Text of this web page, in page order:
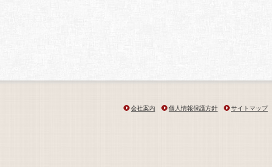
会社案内 個人情報保護方針 サイトマップ